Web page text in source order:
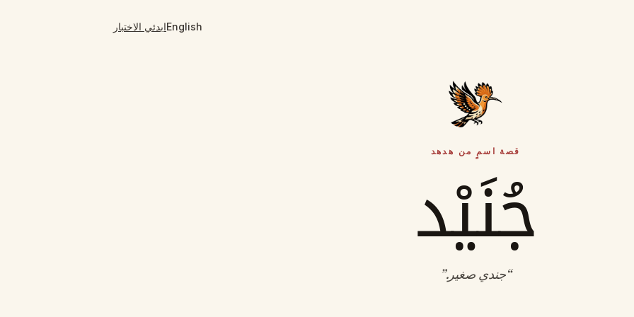
Englishابدئي الاختبار
قصة اسمٍ من هدهد
جُنَيْد
“جندي صغير.”